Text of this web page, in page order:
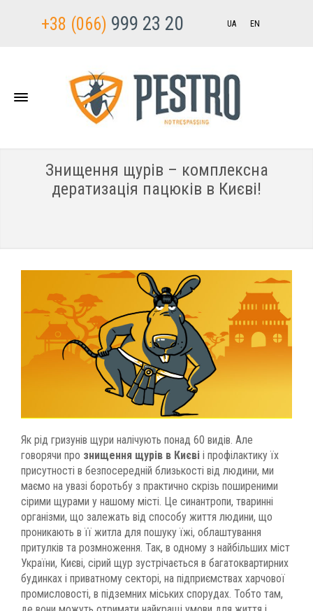
+38 (066) 999 23 20 UA EN
Знищення щурів – комплексна
дератизація пацюків в Києві!
Як рід гризунів щури налічують понад 60 видів. Але
говорячи про знищення щурів в Києві і профілактику їх
присутності в безпосередній близькості від людини, ми
маємо на увазі боротьбу з практично скрізь поширеними
сірими щурами у нашому місті. Це синантропи, тваринні
організми, що залежать від способу життя людини, що
проникають в її житла для пошуку їжі, облаштування
притулків та розмноження. Так, в одному з найбільших міст
України, Києві, сірий щур зустрічається в багатоквартирних
будинках і приватному секторі, на підприємствах харчової
промисловості, в підземних міських спорудах. Тобто там,